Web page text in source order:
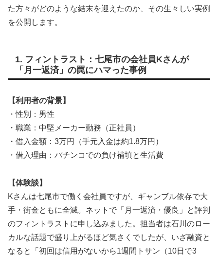
た方々がどのような結末を迎えたのか、その生々しい実例
を公開します。
1. フィントラスト：七尾市の会社員Kさんが
「月一返済」の罠にハマった事例
【利用者の背景】
・性別：男性
・職業：中堅メーカー勤務（正社員）
・借入金額：3万円（手元入金は約1.8万円）
・借入理由：パチンコでの負け補填と生活費
【体験談】
Kさんは七尾市で働く会社員ですが、ギャンブル依存で大
手・街金ともに全滅。ネットで「月一返済・優良」と評判
のフィントラストに申し込みました。担当者は石川のロー
カルな話題で盛り上がるほど気さくでしたが、いざ融資と
なると「初回は信用がないから1週間トサン（10日で3